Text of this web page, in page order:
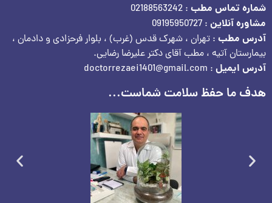
شماره تماس مطب : 02188563242
مشاوره آنلاین : 09195950727
آدرس مطب : تهران ، شهرک قدس (غرب) ، بلوار فرحزادی و دادمان ،
بیمارستان آتیه ، مطب آقای دکتر علیرضا رضایی.
آدرس ایمیل : doctorrezaei1401@gmail.com
هدف ما حفظ سلامت شماست...